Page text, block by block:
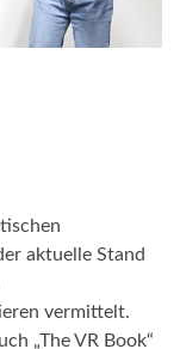
aktuelle Stand
vermittelt.
„The VR Book“